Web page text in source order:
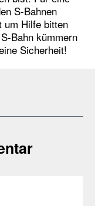
S-Bahnen
um Hilfe bitten
Bahn kümmern
Sicherheit!